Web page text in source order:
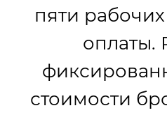
пяти
оплаты.
стоимости